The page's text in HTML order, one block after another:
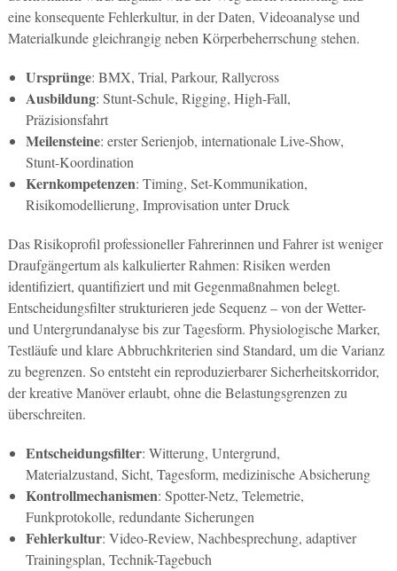
eine konsequente Fehlerkultur, in der Daten, Videoanalyse und
Materialkunde gleichrangig neben Körperbeherrschung stehen.
Ursprünge: BMX, Trial, Parkour, Rallycross
Ausbildung: Stunt-Schule, Rigging, High-Fall,
Präzisionsfahrt
Meilensteine: erster Serienjob, internationale Live-Show,
Stunt-Koordination
Kernkompetenzen: Timing, Set-Kommunikation,
Risikomodellierung, Improvisation unter Druck
Das Risikoprofil professioneller Fahrerinnen und Fahrer ist weniger
Draufgängertum als kalkulierter Rahmen: Risiken werden
identifiziert, quantifiziert und mit Gegenmaßnahmen belegt.
Entscheidungsfilter strukturieren jede Sequenz – von der Wetter-
und Untergrundanalyse bis zur Tagesform. Physiologische Marker,
Testläufe und klare Abbruchkriterien sind Standard, um die Varianz
zu begrenzen. So entsteht ein reproduzierbarer Sicherheitskorridor,
der kreative Manöver erlaubt, ohne die Belastungsgrenzen zu
überschreiten.
Entscheidungsfilter: Witterung, Untergrund,
Materialzustand, Sicht, Tagesform, medizinische Absicherung
Kontrollmechanismen: Spotter-Netz, Telemetrie,
Funkprotokolle, redundante Sicherungen
Fehlerkultur: Video-Review, Nachbesprechung, adaptiver
Trainingsplan, Technik-Tagebuch